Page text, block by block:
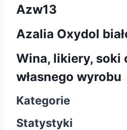
Azw13
Azalia Oxydol
Wina, likiery, soki
własnego wyrobu
Kategorie
Statystyki